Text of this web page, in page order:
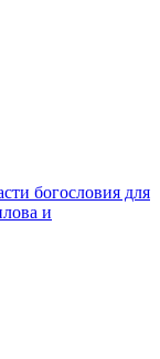
богословия для
и